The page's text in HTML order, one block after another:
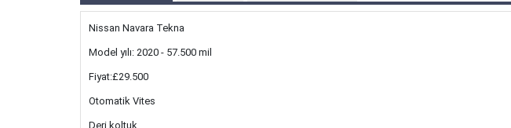
Nissan Navara Tekna
Model yılı: 2020 - 57.500 mil
Fiyat:£29.500
Otomatik Vites
Deri koltuk